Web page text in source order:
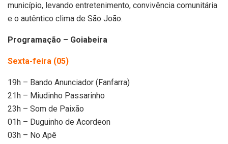
município, levando entretenimento, convivência comunitária
e o autêntico clima de São João.
Programação – Goiabeira
Sexta-feira (05)
19h – Bando Anunciador (Fanfarra)
21h – Miudinho Passarinho
23h – Som de Paixão
01h – Duguinho de Acordeon
03h – No Apê